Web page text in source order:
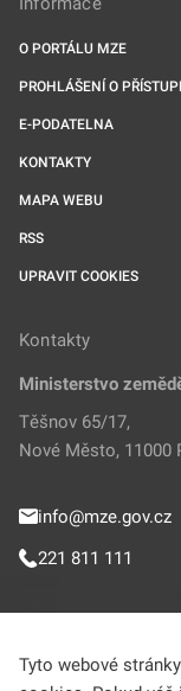
O PORTÁLU MZE
PROHLÁŠENÍ O
E-PODATELNA
KONTAKTY
MAPA WEBU
RSS
UPRAVIT COOKIES
Kontakty
Ministerstvo
Těšnov 65/17,
Nové Město, 11000
info@mze.gov.cz
221 811 111
Tyto webové